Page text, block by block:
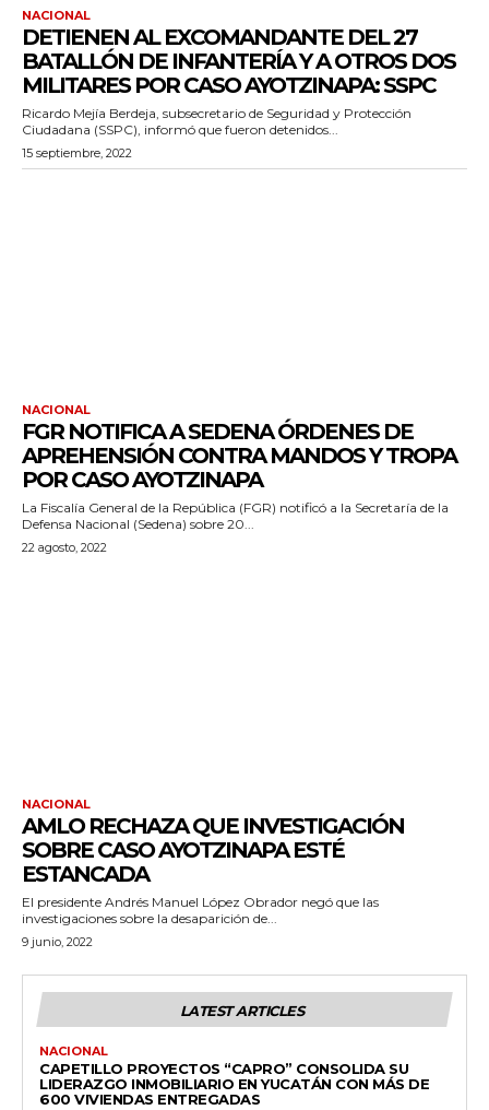
NACIONAL
DETIENEN AL EXCOMANDANTE DEL 27
BATALLÓN DE INFANTERÍA Y A OTROS DOS
MILITARES POR CASO AYOTZINAPA: SSPC
Ricardo Mejía Berdeja, subsecretario de Seguridad y Protección
Ciudadana (SSPC), informó que fueron detenidos...
15 septiembre, 2022
NACIONAL
FGR NOTIFICA A SEDENA ÓRDENES DE
APREHENSIÓN CONTRA MANDOS Y TROPA
POR CASO AYOTZINAPA
La Fiscalía General de la República (FGR) notificó a la Secretaría de la
Defensa Nacional (Sedena) sobre 20...
22 agosto, 2022
NACIONAL
AMLO RECHAZA QUE INVESTIGACIÓN
SOBRE CASO AYOTZINAPA ESTÉ
ESTANCADA
El presidente Andrés Manuel López Obrador negó que las
investigaciones sobre la desaparición de...
9 junio, 2022
LATEST ARTICLES
NACIONAL
CAPETILLO PROYECTOS “CAPRO” CONSOLIDA SU
LIDERAZGO INMOBILIARIO EN YUCATÁN CON MÁS DE
600 VIVIENDAS ENTREGADAS